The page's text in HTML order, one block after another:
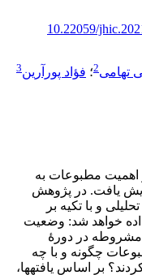
10.22059/
تهامی2؛ فؤاد پورآرین3
مطبوعات به
یافت. در پژوهش
و با تکیه بر
خواهد شد: وضعیت
مشروطه در دورۀ
بود و مطبوعات چگونه و با چه
بر اساس یافته­ها،